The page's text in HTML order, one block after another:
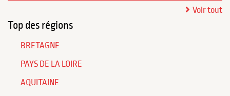
Voir tout
Top des régions
BRETAGNE
PAYS DE LA LOIRE
AQUITAINE